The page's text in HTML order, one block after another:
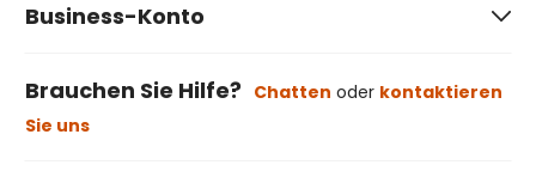
Business-Konto
Brauchen Sie Hilfe? Chatten oder kontaktieren
Sie uns